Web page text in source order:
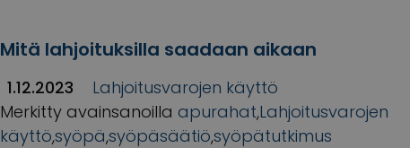
Mitä lahjoituksilla saadaan aikaan
1.12.2023
Lahjoitusvarojen käyttö
Merkitty avainsanoilla apurahat,Lahjoitusvarojen
käyttö,syöpä,syöpäsäätiö,syöpätutkimus